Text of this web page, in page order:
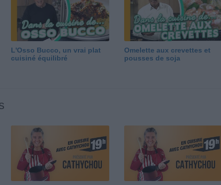
L'Osso Bucco, un vrai plat
cuisiné équilibré
Omelette aux crevettes et
pousses de soja